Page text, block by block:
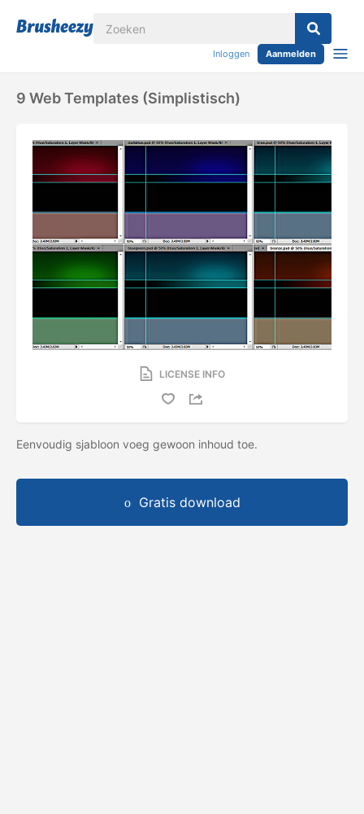
Inloggen Aanmelden
9 Web Templates (simplistisch)
LICENSE INFO
Eenvoudig sjabloon voeg gewoon inhoud toe.
Gratis download